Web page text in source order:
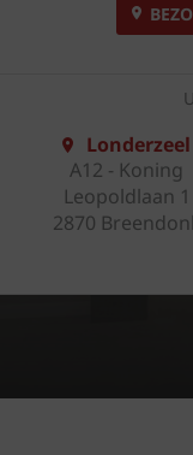
Londerzeel
A12 - Koning
Leopoldlaan 1
2870